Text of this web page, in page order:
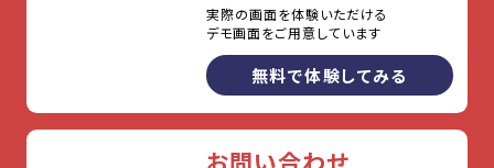
実際の画面を体験いただける
デモ画面をご用意しています
無料で体験してみる
お問い合わせ